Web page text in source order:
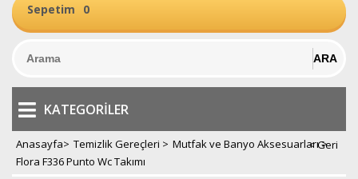
Sepetim 0
KATEGORILER
Anasayfa> Temizlik Gereçleri > Mutfak ve Banyo Aksesuarları>
Flora F336 Punto Wc Takımı